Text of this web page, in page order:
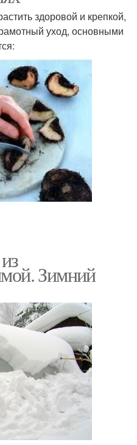
здоровой и крепкой,
уход, основными
Зимний